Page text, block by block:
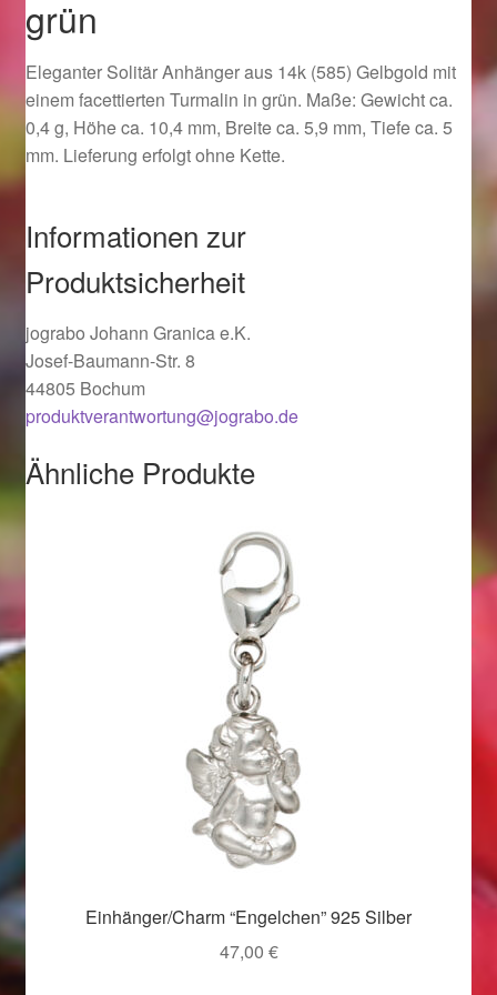
Ostergeschenke finden für Ostern 2019
Ostergeschenke finden für Ostern 2020
Ostergeschenke finden für Ostern 2021
Shop
Startseite
Valentinstag
Weihnachtsangebote 2015
Weihnachtsangebote 2016
Weihnachtsangebote 2017
Weihnachtsangebote 2018
grün
Eleganter Solitär Anhänger aus 14k (585) Gelbgold mit
einem facettierten Turmalin in grün. Maße: Gewicht ca.
0,4 g, Höhe ca. 10,4 mm, Breite ca. 5,9 mm, Tiefe ca. 5
mm. Lieferung erfolgt ohne Kette.
Informationen zur
Produktsicherheit
jograbo Johann Granica e.K.
Josef-Baumann-Str. 8
44805 Bochum
produktverantwortung@jograbo.de
Ähnliche Produkte
Einhänger/Charm “Engelchen” 925 Silber
47,00 €